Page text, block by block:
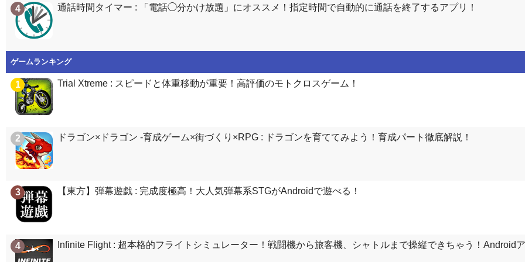
4 通話時間タイマー : 「電話◯分かけ放題」にオススメ！指定時間で自動的に通話を終了するアプリ！
ゲームランキング
1 Trial Xtreme : スピードと体重移動が重要！高評価のモトクロスゲーム！
2 ドラゴン×ドラゴン -育成ゲーム×街づくり×RPG : ドラゴンを育ててみよう！育成パート徹底解説！
3 【東方】弾幕遊戯 : 完成度極高！大人気弾幕系STGがAndroidで遊べる！
4 Infinite Flight : 超本格的フライトシミュレーター！戦闘機から旅客機、シャトルまで操縦できちゃう！Android